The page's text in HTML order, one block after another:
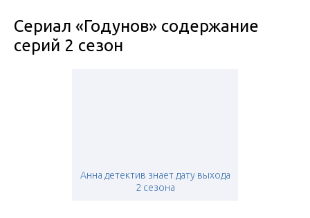
Сериал «Годунов» содержание
серий 2 сезон
Анна детектив знает дату выхода
2 сезона